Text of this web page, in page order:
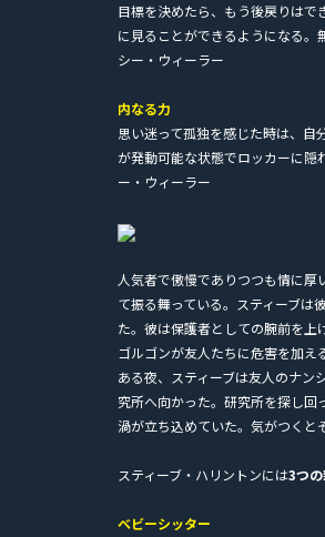
目標を決めたら、もう後戻りは
に見ることができるようになる
シー・ウィーラー
内なる力
思い迷って孤独を感じた時は、
が発動可能な状態でロッカーに
ー・ウィーラー
人気者で傲慢でありつつも情に
て振る舞っている。スティーブは
た。彼は保護者としての腕前を
ゴルゴンが友人たちに危害を加え
ある夜、スティーブは友人のナ
究所へ向かった。研究所を探し回
渦が立ち込めていた。気がつくと
スティーブ・ハリントンには3つ
ベビーシッター